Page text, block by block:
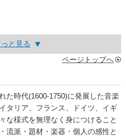
っと見る
ページトップへ
た時代(1600-1750)に発展した音楽
タリア、フランス、ドイツ、イギ
な様式を無理なく身につけること
流派・題材・楽器・個人の感性と